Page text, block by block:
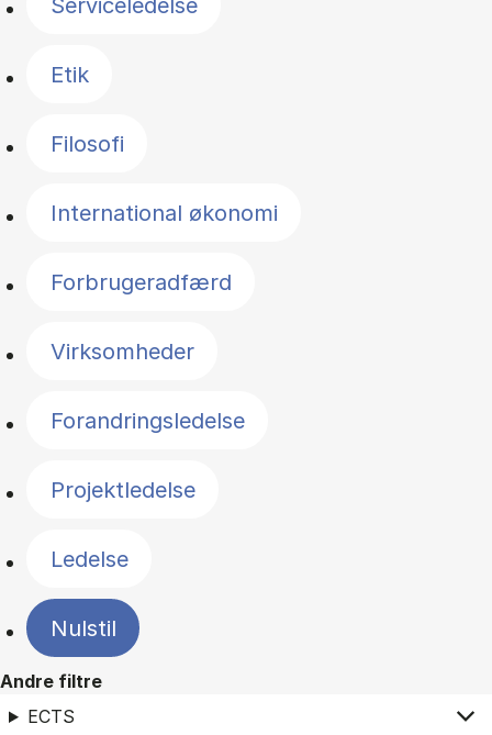
Etik
Filosofi
International økonomi
Forbrugeradfærd
Virksomheder
Forandringsledelse
Projektledelse
Ledelse
Nulstil
Andre filtre
ECTS